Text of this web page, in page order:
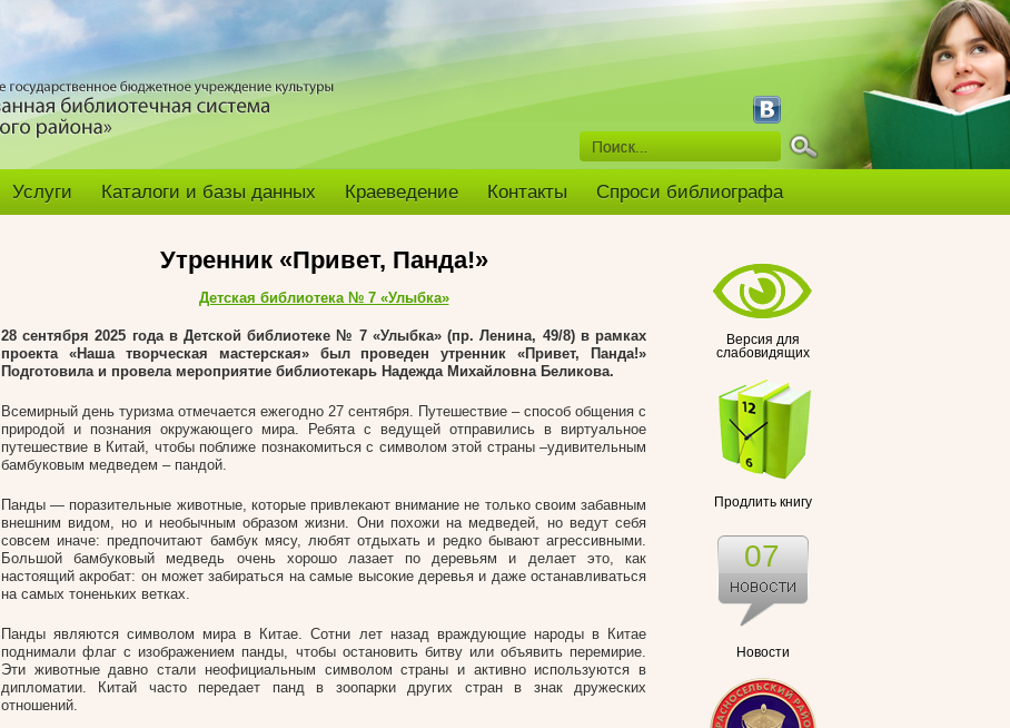
Услуги Каталоги и базы данных Краеведение Контакты Спроси библиографа
Версия для
слабовидящих
Продлить книгу
Новости
07
Утренник «Привет, Панда!»
Детская библиотека № 7 «Улыбка»
28 сентября 2025 года в Детской библиотеке № 7 «Улыбка» (пр. Ленина, 49/8) в рамках
проекта «Наша творческая мастерская» был проведен утренник «Привет, Панда!»
Подготовила и провела мероприятие библиотекарь Надежда Михайловна Беликова.
Всемирный день туризма отмечается ежегодно 27 сентября. Путешествие – способ общения с
природой и познания окружающего мира. Ребята с ведущей отправились в виртуальное
путешествие в Китай, чтобы поближе познакомиться с символом этой страны –удивительным
бамбуковым медведем – пандой.
Панды — поразительные животные, которые привлекают внимание не только своим забавным
внешним видом, но и необычным образом жизни. Они похожи на медведей, но ведут себя
совсем иначе: предпочитают бамбук мясу, любят отдыхать и редко бывают агрессивными.
Большой бамбуковый медведь очень хорошо лазает по деревьям и делает это, как
настоящий акробат: он может забираться на самые высокие деревья и даже останавливаться
на самых тоненьких ветках.
Панды являются символом мира в Китае. Сотни лет назад враждующие народы в Китае
поднимали флаг с изображением панды, чтобы остановить битву или объявить перемирие.
Эти животные давно стали неофициальным символом страны и активно используются в
дипломатии. Китай часто передает панд в зоопарки других стран в знак дружеских
отношений.